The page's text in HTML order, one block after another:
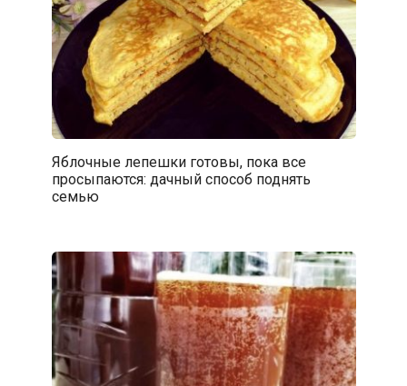
Яблочные лепешки готовы, пока все
просыпаются: дачный способ поднять
семью